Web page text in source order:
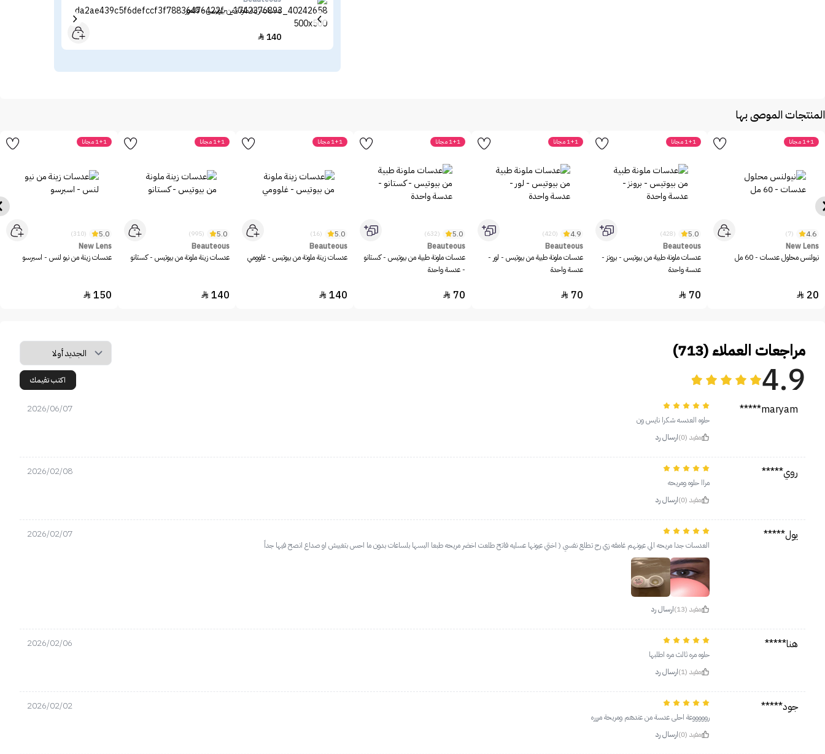
عدسات زينة ملونة من بيوتيس - قلامور
140

المنتجات الموصى بها
1+1 مجانا
4.6
(7)
New Lens
نيولنس محلول عدسات - 60 مل
20

1+1 مجانا
5.0
(428)
Beauteous
عدسات ملونة طبية من بيوتيس - برونز -
عدسة واحدة
70

1+1 مجانا
4.9
(420)
Beauteous
عدسات ملونة طبية من بيوتيس - لور -
عدسة واحدة
70

1+1 مجانا
5.0
(632)
Beauteous
عدسات ملونة طبية من بيوتيس - كستانو
- عدسة واحدة
70

1+1 مجانا
5.0
(16)
Beauteous
عدسات زينة ملونة من بيوتيس - غلوومي
140

1+1 مجانا
5.0
(995)
Beauteous
عدسات زينة ملونة من بيوتيس - كستانو
140

1+1 مجانا
5.0
(310)
New Lens
عدسات زينة من نيو لنس - اسبرسو
150

مراجعات العملاء (713)
4.9 اكتب تقيمك
maryam*****
2026/06/07
حلوه العدسه شكرا نايس ون
مفيد (0)
ارسال رد
روي***** 2026/02/08
مراا حلوه ومريحه
مفيد (0)
ارسال رد
يول***** 2026/02/07
العدسات جدا مريحه الي عيونهم غامقه زي رح تطلع نفسي ( اختي عيونها عسليه فاتح طلعت اخضر مريحه طبعا البسها بلساعات بدون ما احس بتغبيش او صداع انصح فيها جداً
مفيد (13) ارسال رد
هنا***** 2026/02/06
حلوه مره ثالث مره اطلبها
مفيد (1)
ارسال رد
جود***** 2026/02/02
روووووعة احلى عدسة من عندهم ومريحة مررره
مفيد (0)
ارسال رد